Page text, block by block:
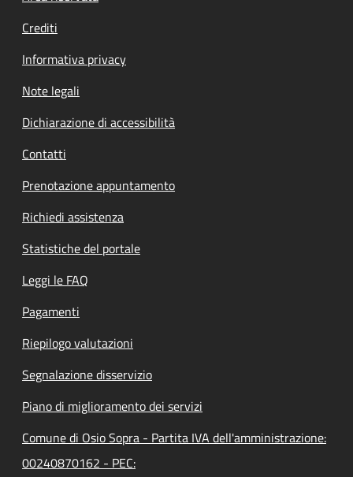
Crediti
Informativa privacy
Note legali
Dichiarazione di accessibilità
Contatti
Prenotazione appuntamento
Richiedi assistenza
Statistiche del portale
Leggi le FAQ
Pagamenti
Riepilogo valutazioni
Segnalazione disservizio
Piano di miglioramento dei servizi
Comune di Osio Sopra - Partita IVA dell'amministrazione:
00240870162 - PEC: